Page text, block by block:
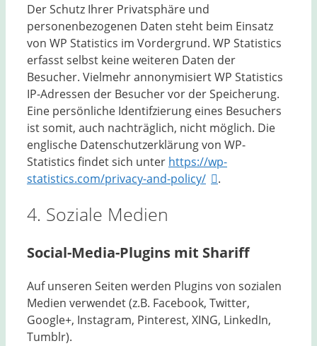
Der Schutz Ihrer Privatsphäre und
personenbezogenen Daten steht beim Einsatz
von WP Statistics im Vordergrund. WP Statistics
erfasst selbst keine weiteren Daten der
Besucher. Vielmehr annonymisiert WP Statistics
IP-Adressen der Besucher vor der Speicherung.
Eine persönliche Identifzierung eines Besuchers
ist somit, auch nachträglich, nicht möglich. Die
englische Datenschutzerklärung von WP-
Statistics findet sich unter https://wp-
statistics.com/privacy-and-policy/
.
4. Soziale Medien
Social-Media-Plugins mit Shariff
Auf unseren Seiten werden Plugins von sozialen
Medien verwendet (z.B. Facebook, Twitter,
Google+, Instagram, Pinterest, XING, LinkedIn,
Tumblr).